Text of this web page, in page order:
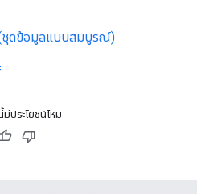
(ชุดข้อมูลแบบสมบูรณ์)
ประโยชน์ไหม